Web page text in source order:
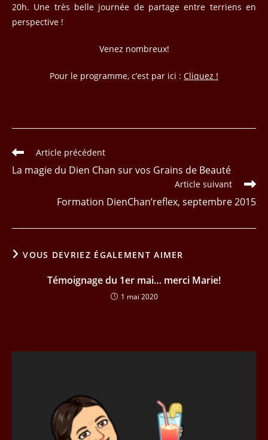
20h. Une très belle journée de partage entre terriens en
perspective !
Venez nombreux!
Pour le programme, c’est par ici : Cliquez !
Read
articles
Article précédent
La magie du Dien Chan sur vos Grains de Beauté
Article suivant
Formation DienChan’reflex, septembre 2015
VOUS DEVRIEZ ÉGALEMENT AIMER
Témoignage du 1er mai… merci Marie!
1 mai 2020